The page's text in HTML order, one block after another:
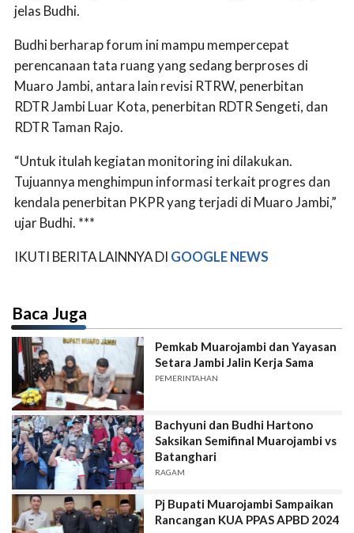
jelas Budhi.
Budhi berharap forum ini mampu mempercepat
perencanaan tata ruang yang sedang berproses di
Muaro Jambi, antara lain revisi RTRW, penerbitan
RDTR Jambi Luar Kota, penerbitan RDTR Sengeti, dan
RDTR Taman Rajo.
“Untuk itulah kegiatan monitoring ini dilakukan.
Tujuannya menghimpun informasi terkait progres dan
kendala penerbitan PKPR yang terjadi di Muaro Jambi,”
ujar Budhi. ***
IKUTI BERITA LAINNYA DI GOOGLE NEWS
Baca Juga
Pemkab Muarojambi dan Yayasan
Setara Jambi Jalin Kerja Sama
PEMERINTAHAN
Bachyuni dan Budhi Hartono
Saksikan Semifinal Muarojambi vs
Batanghari
RAGAM
Pj Bupati Muarojambi Sampaikan
Rancangan KUA PPAS APBD 2024